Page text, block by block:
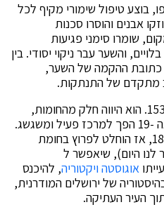
בוצע טיפול שימורי מקיף לכל
אבנים והוסרו סכנות
שומרו סימני פגיעות
והשער עבר ניקוי יסודי. בין
כתובת ההקמה של השער,
מתקדם של התנתקות.
שער יפו נחנך לראשונה בשנת 1538. הוא היווה חלק מהחומות,
ולמעשה – רק לקראת סוף המאה -19 הפך למרכז פעיל ומשגשג.
שיאה של התקופה חל בשנת 1898, אז הוחלט לפרוץ בחומת
לנו היום), שיאפשר ל
אוגוסטה ויקטוריה, להיכנס
של ירושלים המודרנית,
העיר העתיקה.